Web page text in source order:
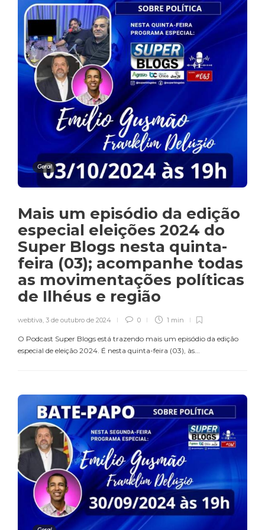
Geral
Mais um episódio da edição
especial eleições 2024 do
Super Blogs nesta quinta-
feira (03); acompanhe todas
as movimentações políticas
de Ilhéus e região
webtiva, 3 de outubro de 2024 0 1 min
O Podcast Super Blogs está trazendo mais um episódio da edição
especial de eleição 2024. É nesta quinta-feira (03), às...